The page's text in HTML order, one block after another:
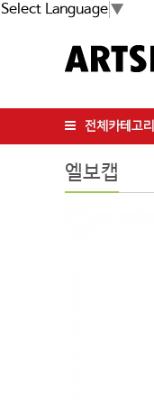
Select Language▼
전체카테고리
엘보캡